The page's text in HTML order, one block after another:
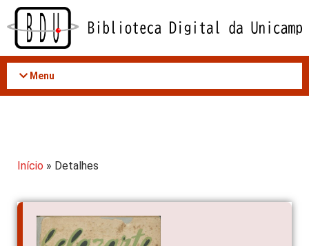
Acessar
conteúdo
Menu
Início » Detalhes